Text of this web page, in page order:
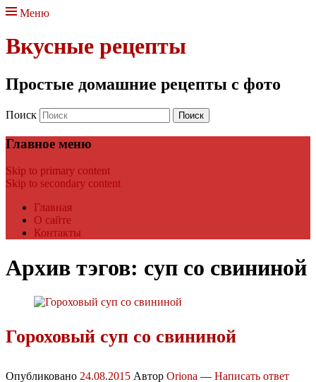
Меню
Вкусные рецепты
Простые домашние рецепты с фото
Поиск
Главное меню
Skip to primary content
Skip to secondary content
Главная
О сайте
Контакты
Архив тэгов: суп со свининой
Гороховый суп со свининой
Опубликовано 24.08.2015 Автор Oriona — Написать ответ